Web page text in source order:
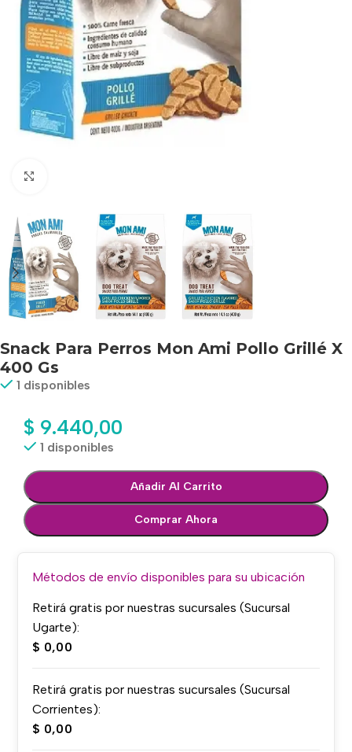
Snack Para Perros Mon Ami Pollo Grillé X
400 Gs
1 disponibles
$ 9.440,00
1 disponibles
Añadir Al Carrito
Comprar Ahora
Métodos de envío disponibles para su ubicación
Retirá gratis por nuestras sucursales (Sucursal
Ugarte):
$ 0,00
Retirá gratis por nuestras sucursales (Sucursal
Corrientes):
$ 0,00